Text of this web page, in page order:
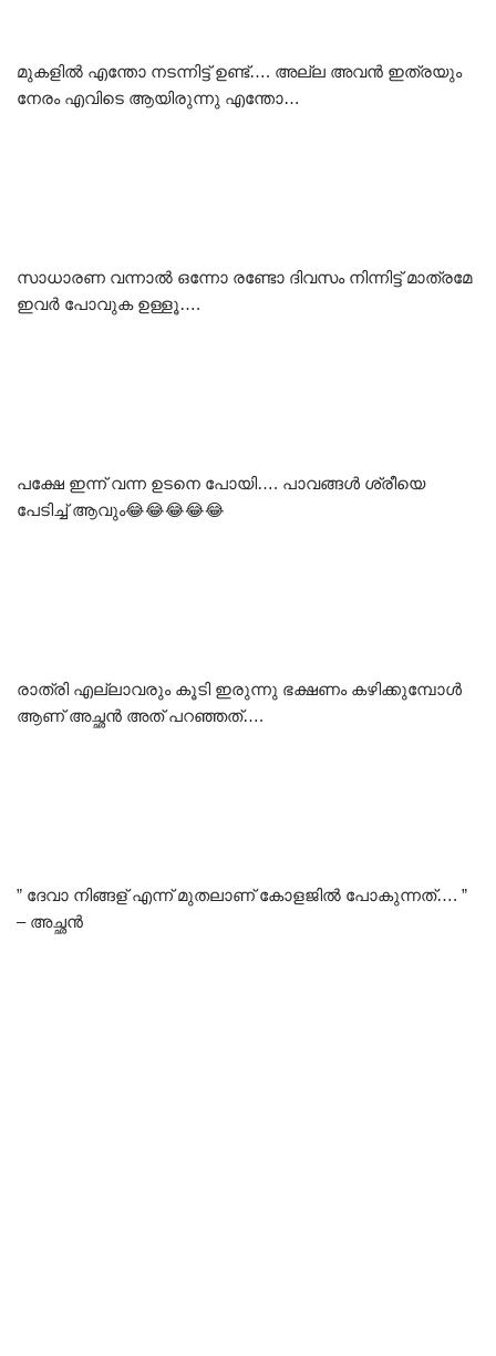
മുകളിൽ എന്തോ നടന്നിട്ട് ഉണ്ട്…. അല്ല അവൻ ഇത്രയും
നേരം എവിടെ ആയിരുന്നു എന്തോ…
സാധാരണ വന്നാൽ ഒന്നോ രണ്ടോ ദിവസം നിന്നിട്ട് മാത്രമേ
ഇവർ പോവുക ഉള്ളൂ….
പക്ഷേ ഇന്ന് വന്ന ഉടനെ പോയി…. പാവങ്ങൾ ശ്രീയെ
പേടിച്ച് ആവും😂😂😂😂😂
രാത്രി എല്ലാവരും കൂടി ഇരുന്നു ഭക്ഷണം കഴിക്കുമ്പോൾ
ആണ് അച്ഛൻ അത് പറഞ്ഞത്….
” ദേവാ നിങ്ങള് എന്ന് മുതലാണ് കോളജിൽ പോകുന്നത്…. ”
– അച്ഛൻ